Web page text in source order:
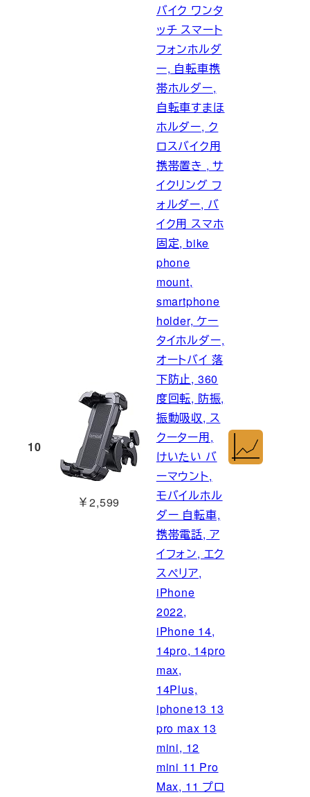
10
￥2,599
バイク ワンタ
ッチ スマート
フォンホルダ
ー, 自転車携
帯ホルダー,
自転車すまほ
ホルダー, ク
ロスバイク用
携帯置き , サ
イクリング フ
ォルダー, バ
イク用 スマホ
固定, bike
phone
mount,
smartphone
holder, ケー
タイホルダー,
オートバイ 落
下防止, 360
度回転, 防振,
振動吸収, ス
クーター用,
けいたい バ
ーマウント,
モバイルホル
ダー 自転車,
携帯電話, ア
イフォン, エク
スぺリア,
iPhone
2022,
iPhone 14,
14pro, 14pro
max,
14Plus,
iphone13 13
pro max 13
mini, 12
mini 11 Pro
Max, 11 プロ